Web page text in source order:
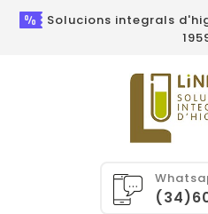
Solucions integrals